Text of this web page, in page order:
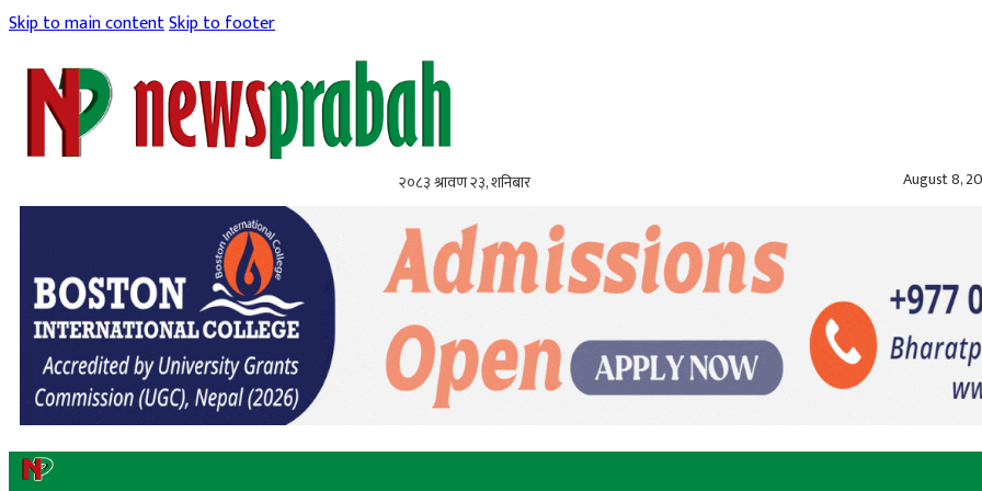
Skip to main contentSkip to footer
२०८३ श्रावण २३, शनिबार August 8,